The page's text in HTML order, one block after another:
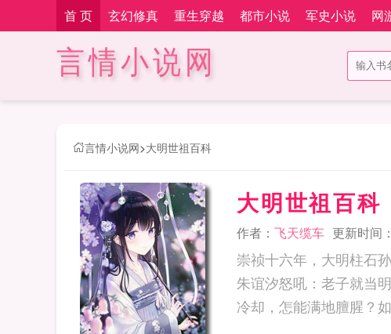
首 页 玄幻修真 重生穿越 都市小说 军史小说 网
言情小说网
言情小说网>大明世祖百科
大明世祖百科
作者： 飞天缆车 更新时间
崇祯十六年，大明柱石
朱谊汐怒吼：老子就当